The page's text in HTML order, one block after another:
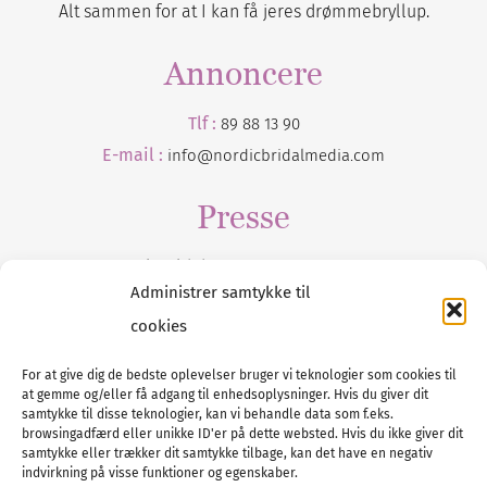
Administrer samtykke til
cookies
For at give dig de bedste oplevelser bruger vi teknologier som cookies til
at gemme og/eller få adgang til enhedsoplysninger. Hvis du giver dit
samtykke til disse teknologier, kan vi behandle data som f.eks.
browsingadfærd eller unikke ID'er på dette websted. Hvis du ikke giver dit
samtykke eller trækker dit samtykke tilbage, kan det have en negativ
indvirkning på visse funktioner og egenskaber.
Alt sammen for at I kan få jeres drømmebryllup.
Annoncere
Tlf : 89 88 13 90
E-mail : info@nordicbridalmedia.com
Presse
Tilmeld dig vores
Tel :89 88 13 90
E-post:info@nordicbridalmedia.com
Nordic Bridal Media